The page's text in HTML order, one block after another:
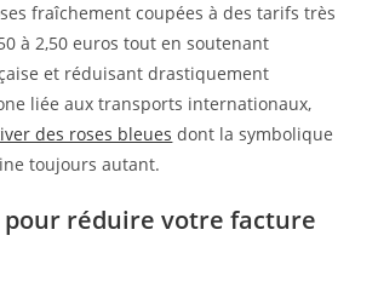
fraîchement coupées à des tarifs très
à 2,50 euros tout en soutenant
et réduisant drastiquement
liée aux transports internationaux,
des roses bleues dont la symbolique
toujours autant.
pour réduire votre facture